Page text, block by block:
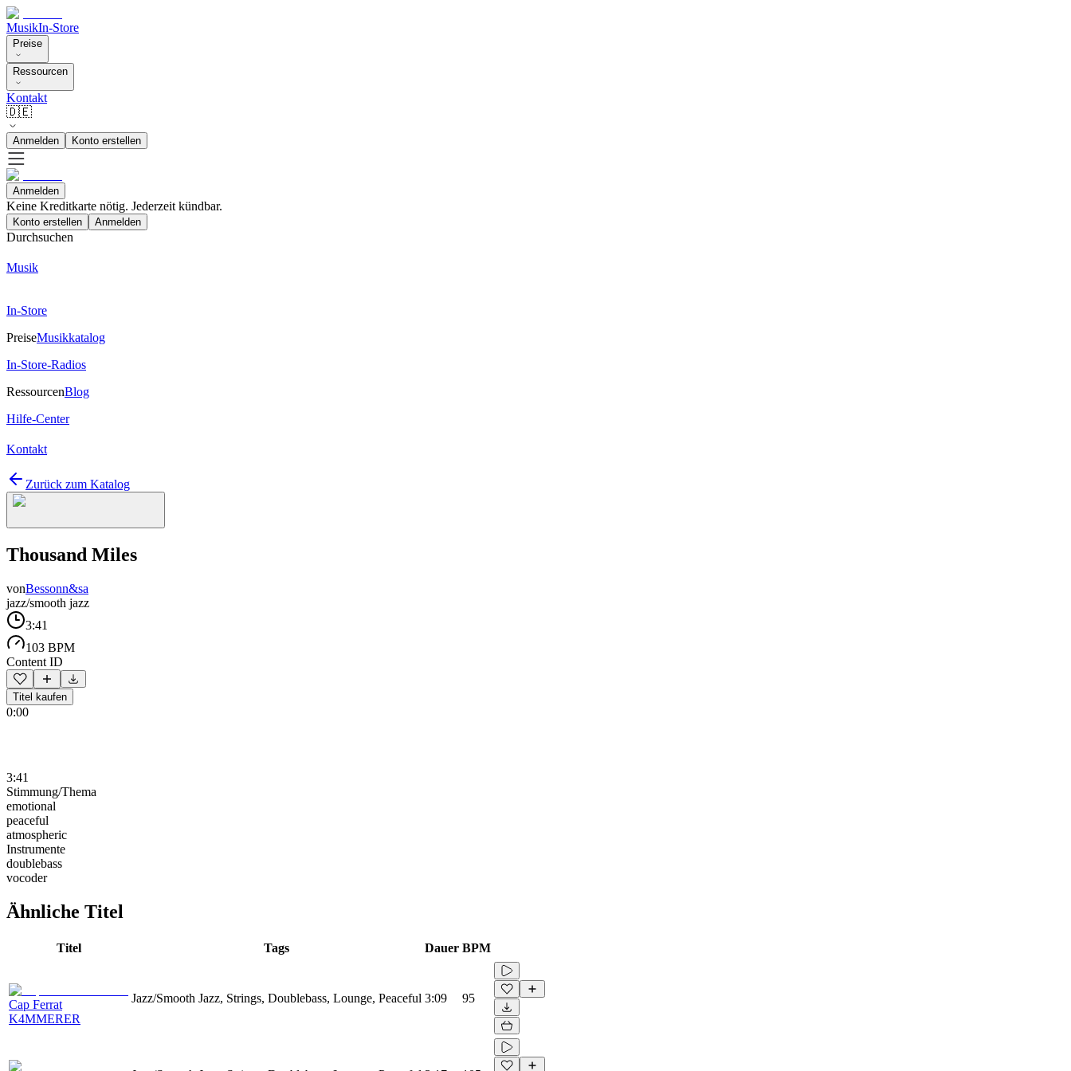
MusikIn-Store
Preise
Ressourcen
Kontakt
🇩🇪
Anmelden Konto erstellen
Anmelden
Keine Kreditkarte nötig. Jederzeit kündbar.
Konto erstellen Anmelden
Durchsuchen
Musik
In-Store
PreiseMusikkatalog
In-Store-Radios
RessourcenBlog
Hilfe-Center
Kontakt
Zurück zum Katalog
Thousand Miles
vonBessonn&sa
jazz/smooth jazz
3:41
103 BPM
Content ID
Titel kaufen
0:00
3:41
Stimmung/Thema
emotional
peaceful
atmospheric
Instrumente
doublebass
vocoder
Ähnliche Titel
Titel Tags Dauer BPM
Cap Ferrat
K4MMERER
Jazz/Smooth Jazz, Strings, Doublebass, Lounge, Peaceful 3:09 95